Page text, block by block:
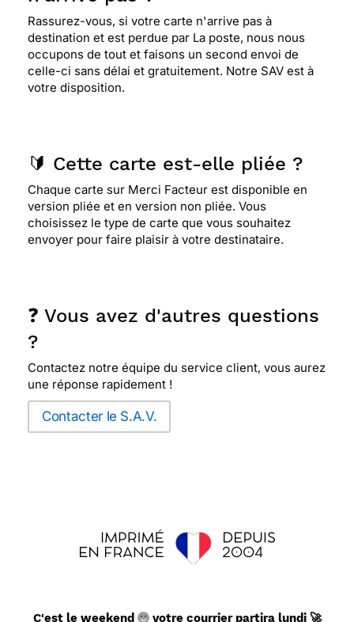
Rassurez-vous, si votre carte n'arrive pas à
destination et est perdue par La poste, nous nous
occupons de tout et faisons un second envoi de
celle-ci sans délai et gratuitement. Notre SAV est à
votre disposition.
🔰 Cette carte est-elle pliée ?
Chaque carte sur Merci Facteur est disponible en
version pliée et en version non pliée. Vous
choisissez le type de carte que vous souhaitez
envoyer pour faire plaisir à votre destinataire.
❓ Vous avez d'autres questions
?
Contactez notre équipe du service client, vous aurez
une réponse rapidement !
Contacter le S.A.V.
C'est le weekend votre courrier partira lundi 🚀